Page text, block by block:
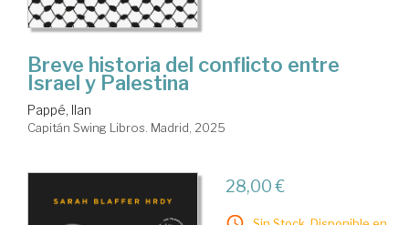
Breve historia del conflicto entre
Israel y Palestina
Pappé, Ilan
Capitán Swing Libros. Madrid, 2025
28,00 €